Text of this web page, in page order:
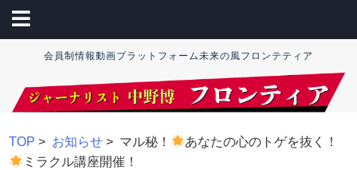
会員制情報動画プラットフォーム未来の風フロンテティア
TOP > お知らせ > マル秘！
あなたの心のトゲを抜く！
ミラクル講座開催！